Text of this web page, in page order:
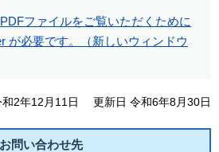
PDFファイルをご覧いただくために
が必要です。（新しいウィンドウ
2年12月11日 更新日 令和6年8月30日
問い合わせ先